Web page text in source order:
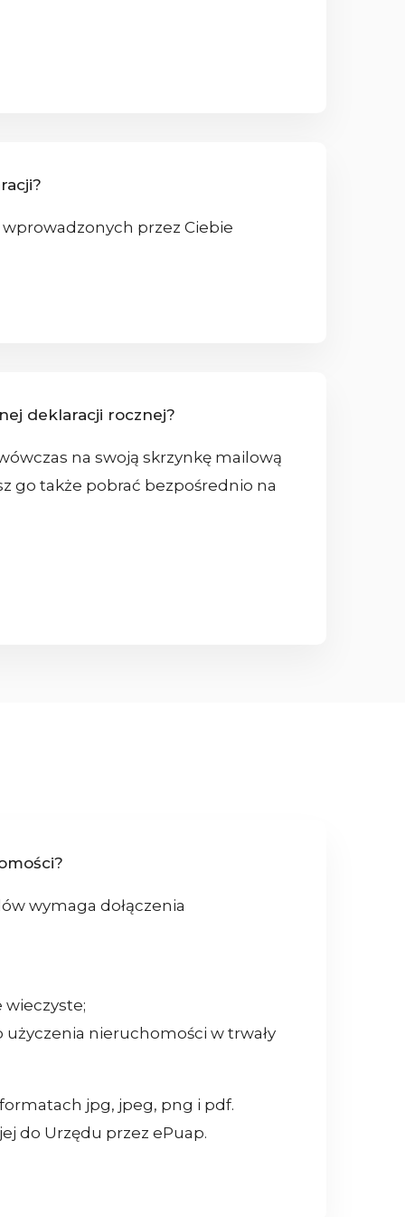
wprowadzonych przez Ciebie
deklaracji rocznej?
na swoją skrzynkę mailową
go także pobrać bezpośrednio na
wymaga dołączenia
nieruchomości w trwały
jpg, jpeg, png i pdf.
do Urzędu przez ePuap.